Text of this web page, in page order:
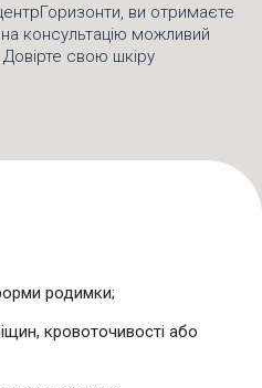
ви отримаєте
консультацію можливий
свою шкіру
родимки;
кровоточивості або